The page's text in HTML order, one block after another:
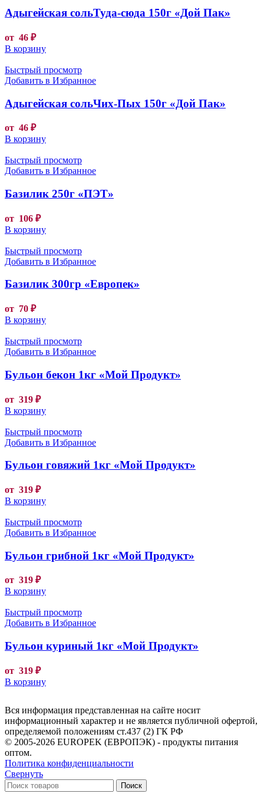
Адыгейская сольТуда-сюда 150г «Дой Пак»
от 46 ₽
В корзину
Быстрый просмотр
Добавить в Избранное
Адыгейская сольЧих-Пых 150г «Дой Пак»
от 46 ₽
В корзину
Быстрый просмотр
Добавить в Избранное
Базилик 250г «ПЭТ»
от 106 ₽
В корзину
Быстрый просмотр
Добавить в Избранное
Базилик 300гр «Европек»
от 70 ₽
В корзину
Быстрый просмотр
Добавить в Избранное
Бульон бекон 1кг «Мой Продукт»
от 319 ₽
В корзину
Быстрый просмотр
Добавить в Избранное
Бульон говяжий 1кг «Мой Продукт»
от 319 ₽
В корзину
Быстрый просмотр
Добавить в Избранное
Бульон грибной 1кг «Мой Продукт»
от 319 ₽
В корзину
Быстрый просмотр
Добавить в Избранное
Бульон куриный 1кг «Мой Продукт»
от 319 ₽
В корзину
Вся информация представленная на сайте носит
информационный характер и не является публичной офертой,
определяемой положениям ст.437 (2) ГК РФ
© 2005-2026 EUROPEK (ЕВРОПЭК) - продукты питания
оптом.
Политика конфиденциальности
Свернуть
Поиск